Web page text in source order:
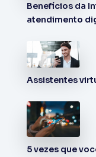
Benefícios da
atendimento
Assistentes
5 vezes que